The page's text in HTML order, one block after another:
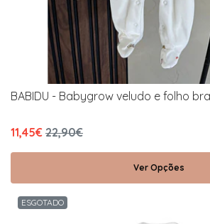
BABIDU - Babygrow veludo e folho
11,45€ 22,90€
Ver Opções
ESGOTADO